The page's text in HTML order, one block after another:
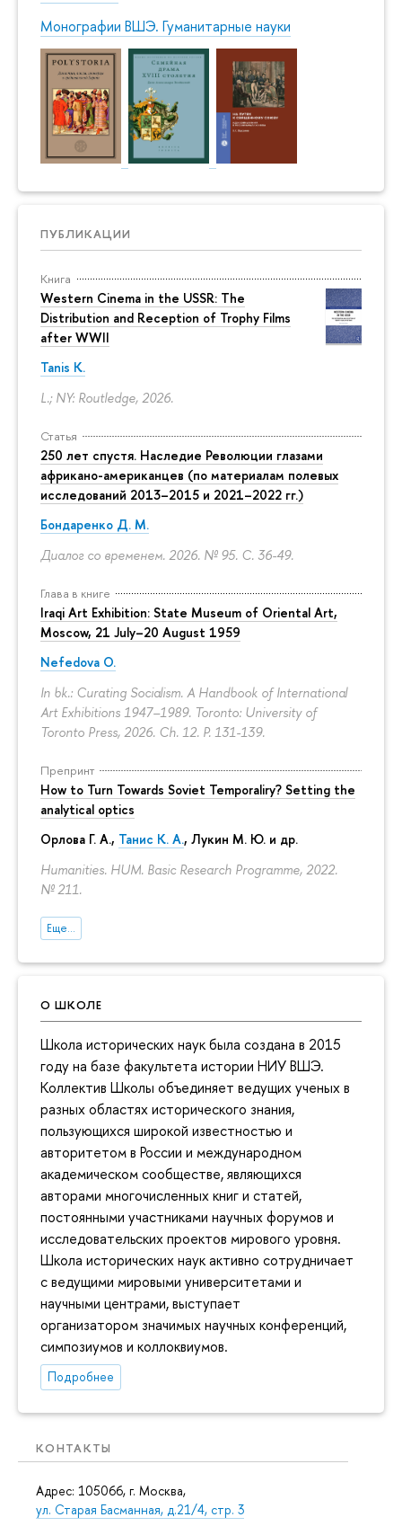
Монографии ВШЭ. Гуманитарные науки
ПУБЛИКАЦИИ
Книга
Western Cinema in the USSR: The
Distribution and Reception of Trophy Films
after WWII
Tanis K.
L.; NY: Routledge, 2026.
Статья
250 лет спустя. Наследие Революции глазами
африкано-американцев (по материалам полевых
исследований 2013–2015 и 2021–2022 гг.)
Бондаренко Д. М.
Диалог со временем. 2026. № 95. С. 36-49.
Глава в книге
Iraqi Art Exhibition: State Museum of Oriental Art,
Moscow, 21 July–20 August 1959
Nefedova O.
In bk.: Curating Socialism. A Handbook of International
Art Exhibitions 1947–1989. Toronto: University of
Toronto Press, 2026. Ch. 12. P. 131-139.
Препринт
How to Turn Towards Soviet Temporaliry? Setting the
analytical optics
Орлова Г. А., Танис К. А., Лукин М. Ю. и др.
Humanities. HUM. Basic Research Programme, 2022.
№ 211.
Еще...
О ШКОЛЕ
Школа исторических наук была создана в 2015
году на базе факультета истории НИУ ВШЭ.
Коллектив Школы объединяет ведущих ученых в
разных областях исторического знания,
пользующихся широкой известностью и
авторитетом в России и международном
академическом сообществе, являющихся
авторами многочисленных книг и статей,
постоянными участниками научных форумов и
исследовательских проектов мирового уровня.
Школа исторических наук активно сотрудничает
с ведущими мировыми университетами и
научными центрами, выступает
организатором значимых научных конференций,
симпозиумов и коллоквиумов.
Подробнее
КОНТАКТЫ
Адрес: 105066, г. Москва,
ул. Старая Басманная, д.21/4, стр. 3